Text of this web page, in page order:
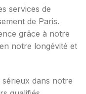
services de
de Paris.
grâce à notre
notre longévité et
dans notre